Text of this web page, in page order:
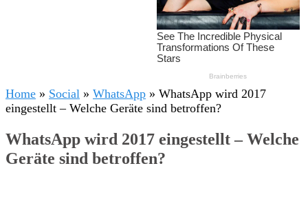
Home » Social » WhatsApp » WhatsApp wird 2017
eingestellt – Welche Geräte sind betroffen?
WhatsApp wird 2017 eingestellt – Welche
Geräte sind betroffen?